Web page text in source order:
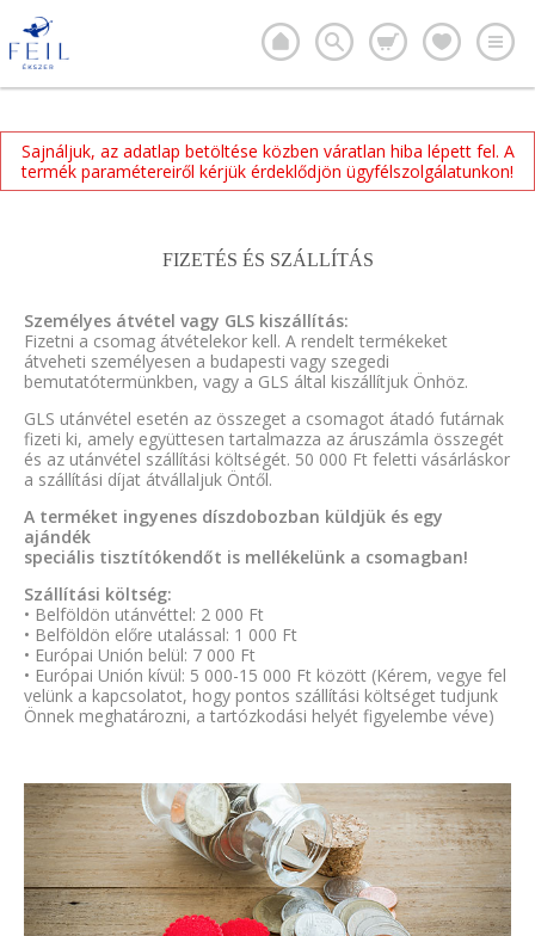
Sajnáljuk, az adatlap betöltése közben váratlan hiba lépett fel. A
termék paramétereiről kérjük érdeklődjön ügyfélszolgálatunkon!
FIZETÉS ÉS SZÁLLÍTÁS
Személyes átvétel vagy GLS kiszállítás:
Fizetni a csomag átvételekor kell. A rendelt termékeket
átveheti személyesen a budapesti vagy szegedi
bemutatótermünkben, vagy a GLS által kiszállítjuk Önhöz.
GLS utánvétel esetén az összeget a csomagot átadó futárnak
fizeti ki, amely együttesen tartalmazza az áruszámla összegét
és az utánvétel szállítási költségét. 50 000 Ft feletti vásárláskor
a szállítási díjat átvállaljuk Öntől.
A terméket ingyenes díszdobozban küldjük és egy
ajándék
speciális tisztítókendőt is mellékelünk a csomagban!
Szállítási költség:
• Belföldön utánvéttel: 2 000 Ft
• Belföldön előre utalással: 1 000 Ft
• Európai Unión belül: 7 000 Ft
• Európai Unión kívül: 5 000-15 000 Ft között (Kérem, vegye fel
velünk a kapcsolatot, hogy pontos szállítási költséget tudjunk
Önnek meghatározni, a tartózkodási helyét figyelembe véve)